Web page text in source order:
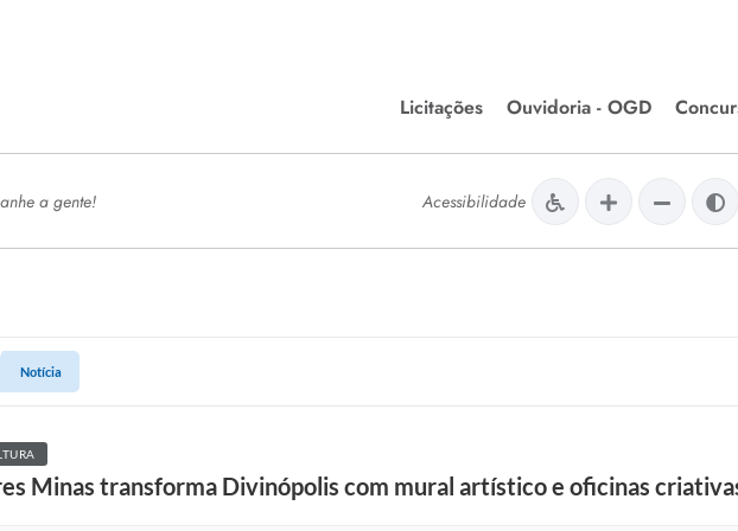
Licitações
Editais de Licitações
Chamamentos Públicos
Ouvidoria - OGD
Esporte
Meio Ambiente
a gente! Acessibilidade
Notícia
Minas transforma Divinópolis com mural artístico e oficinas